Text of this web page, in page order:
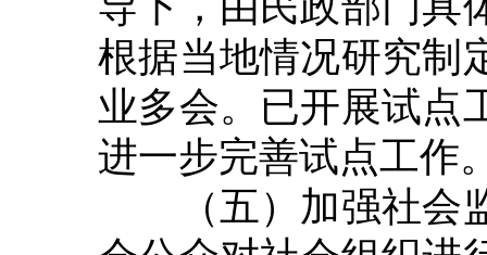
根据当地情况研究制
业多会。已开展试点
进一步完善试点工作
（五）加强社会